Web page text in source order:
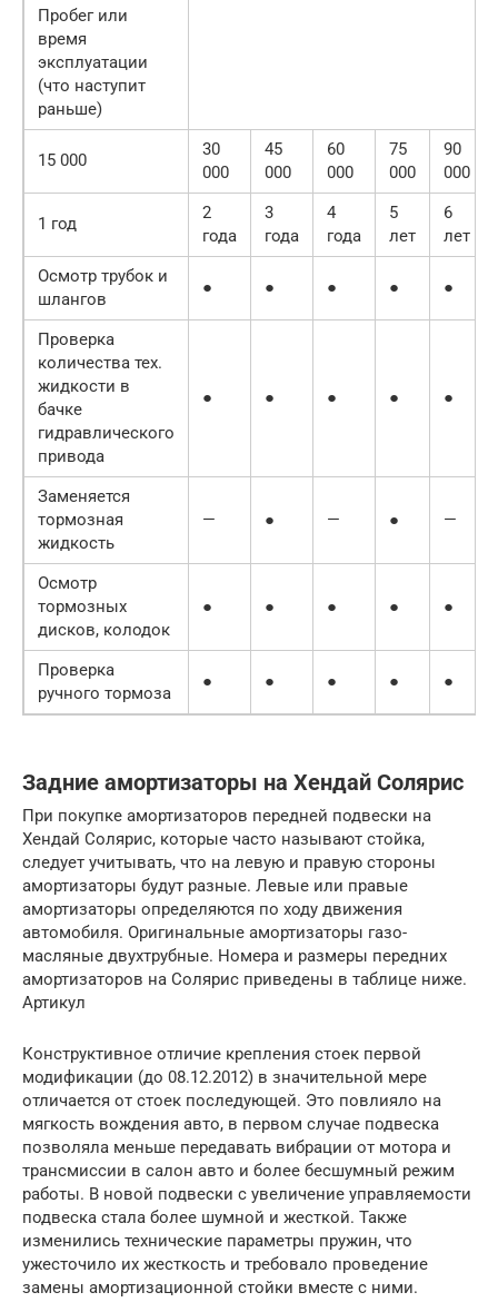
Пробег или
время
эксплуатации
(что наступит
раньше)
15 000
30
000
45
000
60
000
75
000
90
000
1 год
2
года
3
года
4
года
5
лет
6
лет
Осмотр трубок и
шлангов
● ● ● ● ●
Проверка
количества тех.
жидкости в
бачке
гидравлического
привода
● ● ● ● ●
Заменяется
тормозная
жидкость
— ● — ● —
Осмотр
тормозных
дисков, колодок
● ● ● ● ●
Проверка
ручного тормоза
● ● ● ● ●
Задние амортизаторы на Хендай Солярис
При покупке амортизаторов передней подвески на
Хендай Солярис, которые часто называют стойка,
следует учитывать, что на левую и правую стороны
амортизаторы будут разные. Левые или правые
амортизаторы определяются по ходу движения
автомобиля. Оригинальные амортизаторы газо-
масляные двухтрубные. Номера и размеры передних
амортизаторов на Солярис приведены в таблице ниже.
Артикул
Конструктивное отличие крепления стоек первой
модификации (до 08.12.2012) в значительной мере
отличается от стоек последующей. Это повлияло на
мягкость вождения авто, в первом случае подвеска
позволяла меньше передавать вибрации от мотора и
трансмиссии в салон авто и более бесшумный режим
работы. В новой подвески с увеличение управляемости
подвеска стала более шумной и жесткой. Также
изменились технические параметры пружин, что
ужесточило их жесткость и требовало проведение
замены амортизационной стойки вместе с ними.